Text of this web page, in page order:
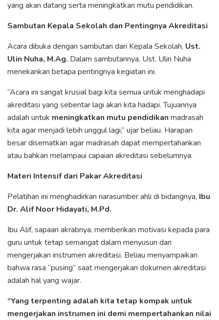
yang akan datang serta meningkatkan mutu pendidikan.
Sambutan Kepala Sekolah dan Pentingnya Akreditasi
Acara dibuka dengan sambutan dari Kepala Sekolah, Ust.
Ulin Nuha, M.Ag. Dalam sambutannya, Ust. Ulin Nuha
menekankan betapa pentingnya kegiatan ini.
“Acara ini sangat krusial bagi kita semua untuk menghadapi
akreditasi yang sebentar lagi akan kita hadapi. Tujuannya
adalah untuk meningkatkan mutu pendidikan madrasah
kita agar menjadi lebih unggul lagi,” ujar beliau. Harapan
besar disematkan agar madrasah dapat mempertahankan
atau bahkan melampaui capaian akreditasi sebelumnya.
Materi Intensif dari Pakar Akreditasi
Pelatihan ini menghadirkan narasumber ahli di bidangnya, Ibu
Dr. Alif Noor Hidayati, M.Pd.
Ibu Alif, sapaan akrabnya, memberikan motivasi kepada para
guru untuk tetap semangat dalam menyusun dan
mengerjakan instrumen akreditasi. Beliau menyampaikan
bahwa rasa “pusing” saat mengerjakan dokumen akreditasi
adalah hal yang wajar.
“Yang terpenting adalah kita tetap kompak untuk
mengerjakan instrumen ini demi mempertahankan nilai